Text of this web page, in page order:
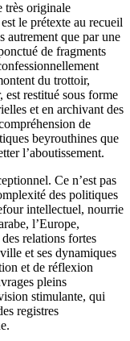
très originale
le prétexte au recueil
autrement que par une
de fragments
du trottoir,
est restitué sous forme
et en archivant des
de
beyrouthines que
l’aboutissement.
Ce n’est pas
des politiques
intellectuel, nourrie
l’Europe,
relations fortes
et ses dynamiques
et de réflexion
pleins
stimulante, qui
registres